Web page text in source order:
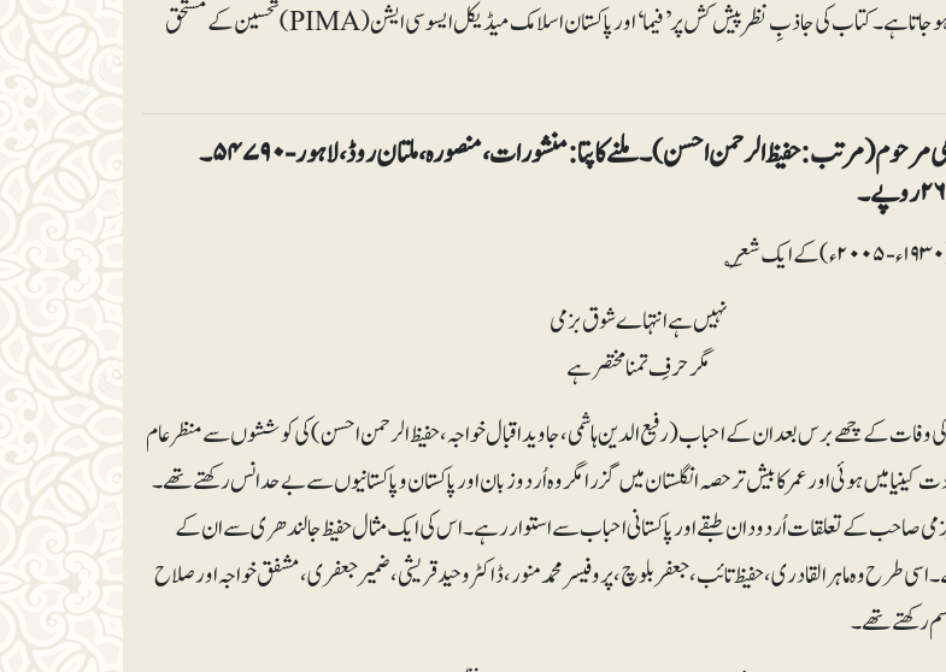
استفادے کا دائرہ زیادہ وسیع ہوجاتا ہے۔ کتاب کی جاذبِ نظر پیش کش پر ’فیما‘ اور پاکستان اسلامک میڈیکل ایسوسی ایشن (PIMA) تحسین کے مستحق
حرفِ تمنا، عبدالرحمن بزمی مرحوم (مرتب: حفیظ الرحمن احسن)۔ ملنے کا پتا: منشورات، منصورہ، ملتان روڈ، لاہور-۵۴۷۹۰۔
نہیں ہے انتہاے شوق بزمی
مگر حرفِ تمنا مختصر ہے
وفات کے چھے برس بعد ان کے احباب (رفیع الدین ہاشمی، جاوید اقبال خواجہ، حفیظ الرحمن احسن) کی کوششوں سے منظرعام
میں ہوئی اور عمر کا بیش تر حصہ انگلستان میں گزرا مگر وہ اُردو زبان اور پاکستان و پاکستانیوں سے بے حد انس رکھتے تھے۔
صاحب کے تعلقات اُردو دان طبقے اور پاکستانی احباب سے استوار رہے۔ اس کی ایک مثال حفیظ جالندھری سے ان کے
طرح وہ ماہرالقادری، حفیظ تائب، جعفر بلوچ، پروفیسر محمد منور، ڈاکٹر وحید قریشی، ضمیرجعفری، مشفق خواجہ اور صلاح
رکھتے تھے۔